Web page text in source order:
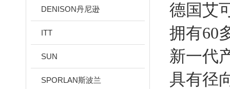
DENISON丹尼逊
ITT
SUN
SPORLAN斯波兰
德国艾
拥有60
新一代
具有径